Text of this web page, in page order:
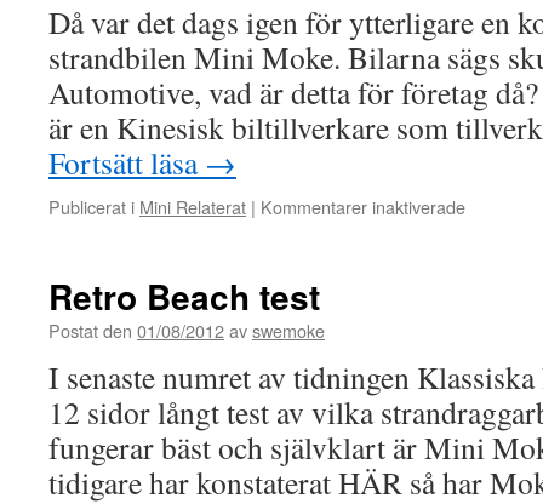
Då var det dags igen för ytterligare en
strandbilen Mini Moke. Bilarna sägs
Automotive, vad är detta för företag
är en Kinesisk biltillverkare som
Fortsätt läsa →
Publicerat i Mini Relaterat | Kommentarer inaktiveradeför
Retro Beach test
Postat den 01/08/2012avswemoke
I senaste numret av tidningen
12 sidor långt test av vilka
fungerar bäst och självklart är Mini
tidigare har konstaterat HÄR så har